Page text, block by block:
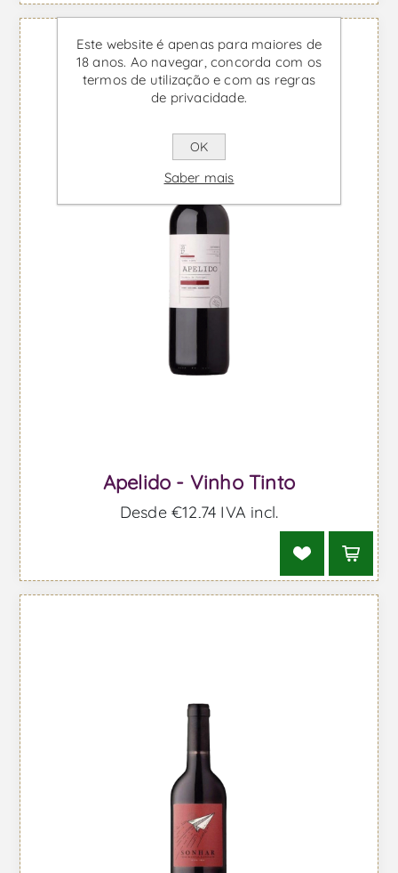
Apelido - Vinho Tinto
Desde €12,74 IVA incl.
Este website é apenas para maiores de
18 anos. Ao navegar, concorda com os
termos de utilização e com as regras
de privacidade.
OK
Saber mais